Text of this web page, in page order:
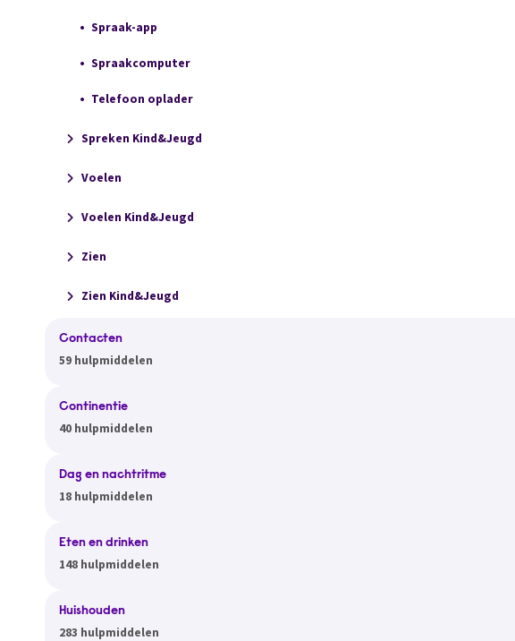
Spraak-app
Spraakcomputer
Telefoon oplader
Spreken Kind&Jeugd
Voelen
Voelen Kind&Jeugd
Zien
Zien Kind&Jeugd
Contacten
59 hulpmiddelen
Continentie
40 hulpmiddelen
Dag en nachtritme
18 hulpmiddelen
Eten en drinken
148 hulpmiddelen
Huishouden
283 hulpmiddelen